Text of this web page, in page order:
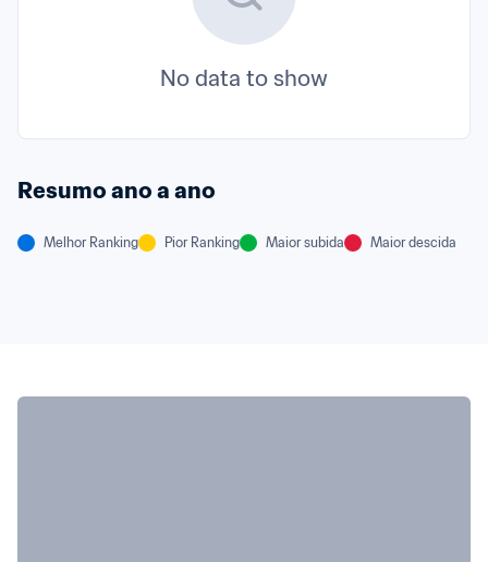
No data to show
Resumo ano a ano
Melhor Ranking Pior Ranking Maior subida Maior descida